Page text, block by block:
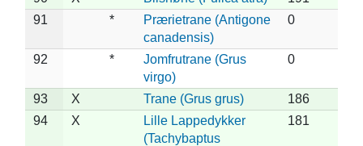
91
*
Prærietrane (Antigone
canadensis)
0
92 *
Jomfrutrane (Grus
virgo)
0
93 X Trane (Grus grus)
186
94
X
Lille Lappedykker
(Tachybaptus
181